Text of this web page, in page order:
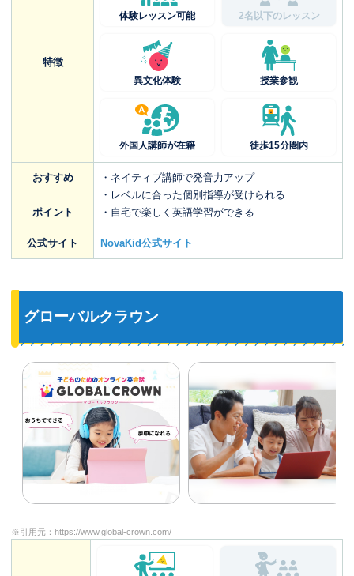
特徴
体験レッスン可能 2名以下のレッスン
異文化体験 授業参観
外国人講師が在籍 徒歩15分圏内
おすすめ
ポイント
・ネイティブ講師で発音力アップ
・レベルに合った個別指導が受けられる
・自宅で楽しく英語学習ができる
公式サイト NovaKid公式サイト
グローバルクラウン
※引用元： https://www.global-crown.com/